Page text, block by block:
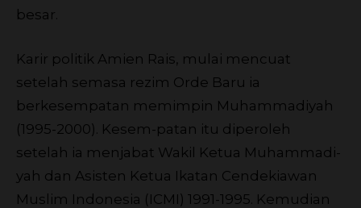
besar.
Karir politik Amien Rais, mulai mencuat
setelah semasa rezim Orde Baru ia
berkesempatan memimpin Muhammadiyah
(1995-2000). Kesem-patan itu diperoleh
setelah ia menjabat Wakil Ketua Muhammadi-
yah dan Asisten Ketua Ikatan Cendekiawan
Muslim Indonesia (ICMI) 1991-1995. Kemudian